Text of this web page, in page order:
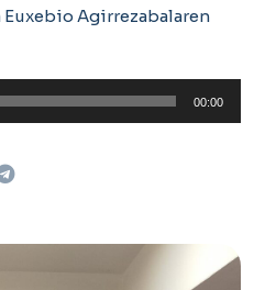
Agirrezabalaren
00:00